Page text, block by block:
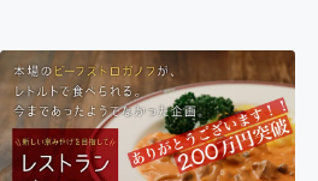
テクノロジー・ガジェット
映像・映画